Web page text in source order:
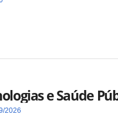
e Saúde
2026